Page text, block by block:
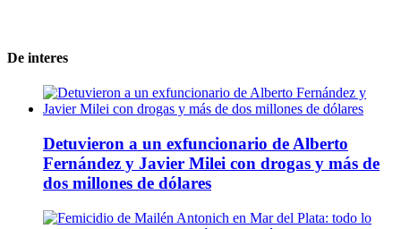
De interes
Detuvieron a un exfuncionario de Alberto
Fernández y Javier Milei con drogas y más de
dos millones de dólares